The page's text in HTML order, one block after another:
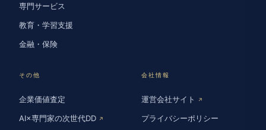
専門サービス
教育・学習支援
金融・保険
その他
企業価値査定
AI×専門家の次世代DD ↗
会社情報
運営会社サイト ↗
プライバシーポリシー